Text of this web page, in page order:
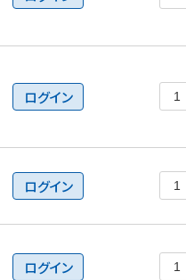
ログイン
ログイン
ログイン